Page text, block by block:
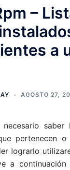
–
a
AGOSTO 27,
saber
pertenecen
lograrlo
a continuación